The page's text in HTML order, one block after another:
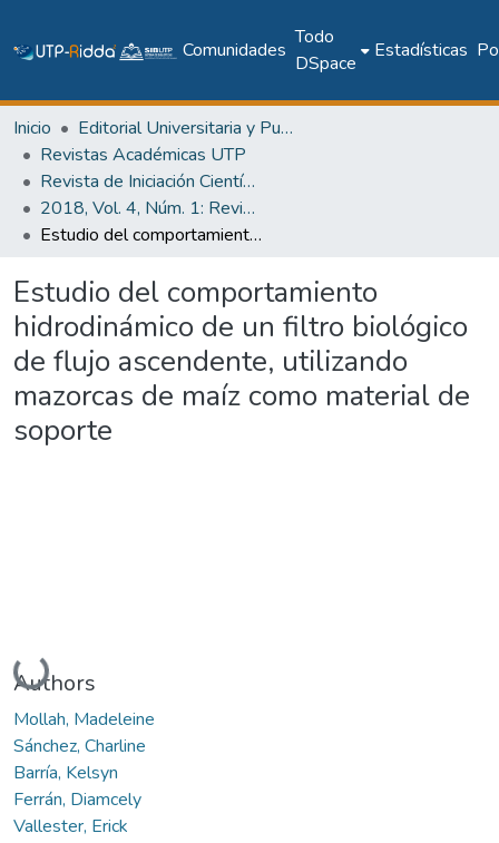
Comunidades
Todo
DSpace
Estadísticas
Inicio
Editorial Universitaria y Publicaciones Seriadas
Revistas Académicas UTP
Revista de Iniciación Científica
2018, Vol. 4, Núm. 1: Revista de Iniciación Científica
Estudio del comportamiento hidrodinámico de un filtro biológico de flujo ascendente, utilizando mazorcas de maíz como material de soporte
Estudio del comportamiento
hidrodinámico de un filtro biológico
de flujo ascendente, utilizando
mazorcas de maíz como material de
soporte
Cargando...
Authors
Mollah, Madeleine
Sánchez, Charline
Barría, Kelsyn
Ferrán, Diamcely
Vallester, Erick